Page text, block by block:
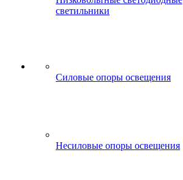
светильники
Силовые опоры освещения
Несиловые опоры освещения